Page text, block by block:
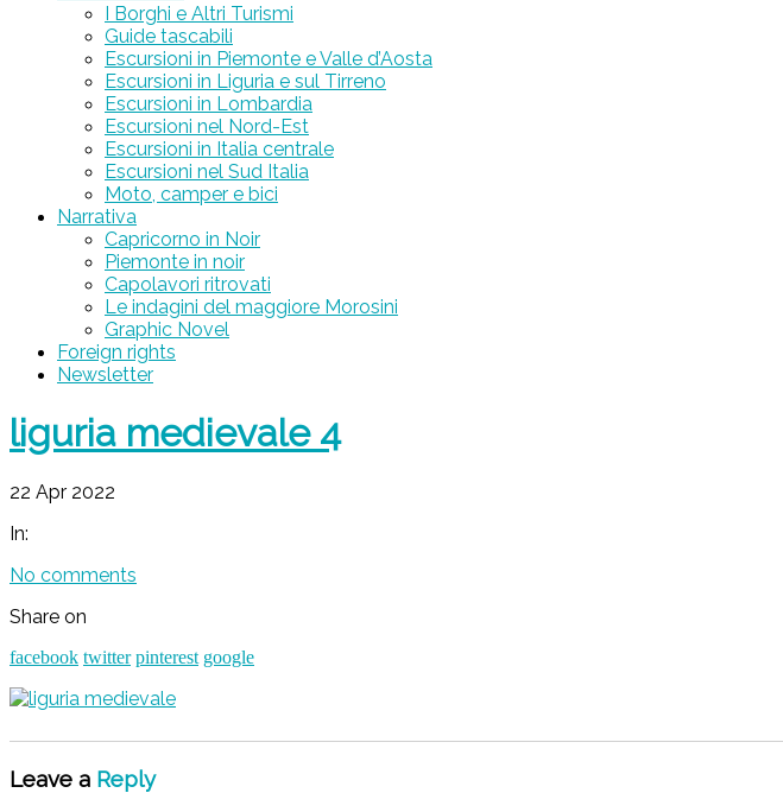
I Borghi e Altri Turismi
Guide tascabili
Escursioni in Piemonte e Valle d’Aosta
Escursioni in Liguria e sul Tirreno
Escursioni in Lombardia
Escursioni nel Nord-Est
Escursioni in Italia centrale
Escursioni nel Sud Italia
Moto, camper e bici
Narrativa
Capricorno in Noir
Piemonte in noir
Capolavori ritrovati
Le indagini del maggiore Morosini
Graphic Novel
Foreign rights
Newsletter
liguria medievale 4
22 Apr 2022
In:
No comments
Share on
facebook twitter pinterest google
Leave a Reply